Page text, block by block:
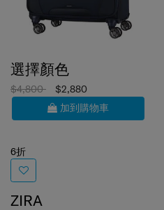
選擇顏色
$4,800
$2,880
加到購物車
6折
ZIRA